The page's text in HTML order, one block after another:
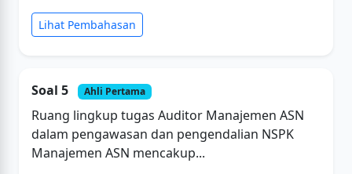
Lihat Pembahasan
Soal 5 Ahli Pertama
Ruang lingkup tugas Auditor Manajemen ASN
dalam pengawasan dan pengendalian NSPK
Manajemen ASN mencakup...